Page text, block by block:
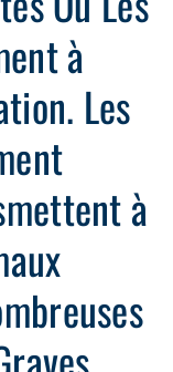
à
Les
à